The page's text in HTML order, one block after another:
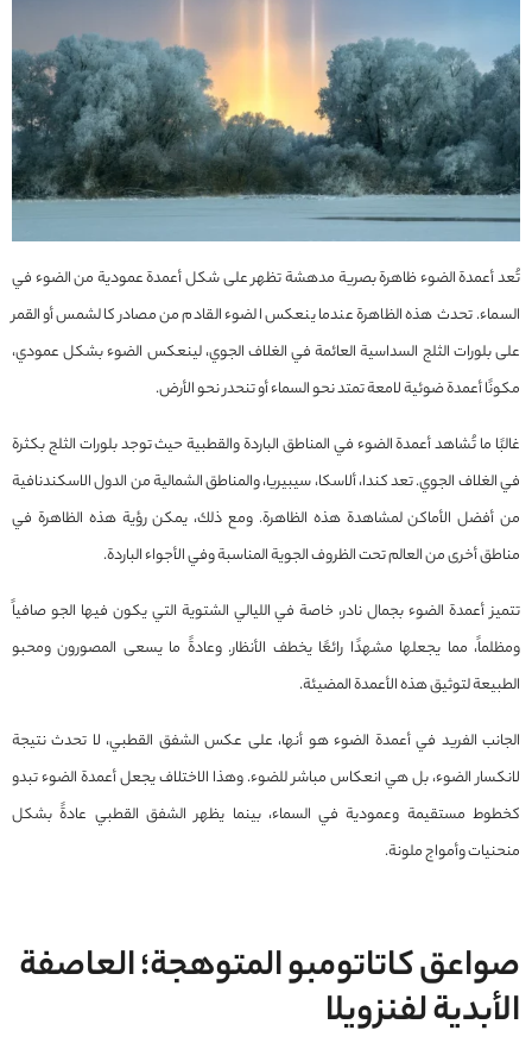
تُعد أعمدة الضوء ظاهرة بصرية مدهشة تظهر على شكل أعمدة عمودية من الضوء في
السماء. تحدث هذه الظاهرة عندما ينعكس الضوء القادم من مصادر كالشمس أو القمر
على بلورات الثلج السداسية العائمة في الغلاف الجوي، لينعكس الضوء بشكل عمودي،
مكونًا أعمدة ضوئية لامعة تمتد نحو السماء أو تنحدر نحو الأرض.
غالبًا ما تُشاهد أعمدة الضوء في المناطق الباردة والقطبية حيث توجد بلورات الثلج بكثرة
في الغلاف الجوي. تعد كندا، ألاسكا، سيبيريا، والمناطق الشمالية من الدول الاسكندنافية
من أفضل الأماكن لمشاهدة هذه الظاهرة. ومع ذلك، يمكن رؤية هذه الظاهرة في
مناطق أخرى من العالم تحت الظروف الجوية المناسبة وفي الأجواء الباردة.
تتميز أعمدة الضوء بجمال نادر، خاصة في الليالي الشتوية التي يكون فيها الجو صافياً
ومظلماً، مما يجعلها مشهدًا رائعًا يخطف الأنظار. وعادةً ما يسعى المصورون ومحبو
الطبيعة لتوثيق هذه الأعمدة المضيئة.
الجانب الفريد في أعمدة الضوء هو أنها، على عكس الشفق القطبي، لا تحدث نتيجة
لانكسار الضوء، بل هي انعكاس مباشر للضوء. وهذا الاختلاف يجعل أعمدة الضوء تبدو
كخطوط مستقيمة وعمودية في السماء، بينما يظهر الشفق القطبي عادةً بشكل
منحنيات وأمواج ملونة.
صواعق كاتاتومبو المتوهجة؛ العاصفة
الأبدية لفنزويلا